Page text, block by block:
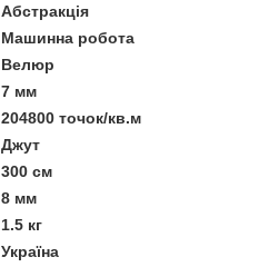
Абстракція
Машинна робота
Велюр
7 мм
204800 точок/кв.м
Джут
300 см
8 мм
1.5 кг
Україна